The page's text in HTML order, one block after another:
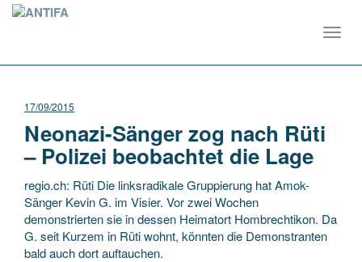
17/09/2015
Neonazi-Sänger zog nach Rüti
– Polizei beobachtet die Lage
regio.ch: Rüti Die linksradikale Gruppierung hat Amok-
Sänger Kevin G. im Visier. Vor zwei Wochen
demonstrierten sie in dessen Heimatort Hombrechtikon. Da
G. seit Kurzem in Rüti wohnt, könnten die Demonstranten
bald auch dort auftauchen.